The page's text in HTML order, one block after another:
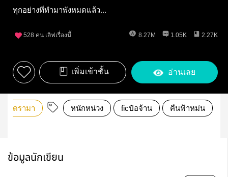
ทุกอย่างที่ทำมาพังหมดแล้ว...
528 คน เลิฟเรื่องนี้ 8.27M 1.05K 2.27K
เพิ่มเข้าชั้น อ่านเลย
ดรามา หนักหน่วง ficป๋อจ้าน คืนฟ้าหม่น
ข้อมูลนักเขียน